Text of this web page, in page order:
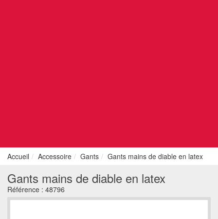
Accueil Accessoire Gants Gants mains de diable en latex
Gants mains de diable en latex
Référence : 48796